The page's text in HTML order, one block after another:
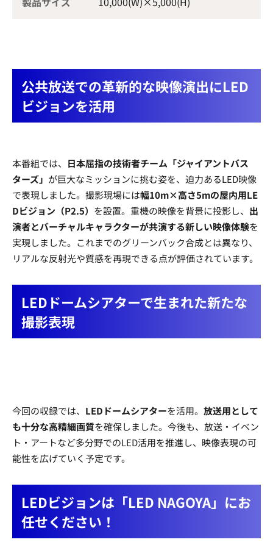
公共放送での革新的な映像演出にLED
ビジョンを活用
本番組では、 日本屈指の技術者チーム「ジャイアントバス
ターズ」 が巨大なミッションに挑む姿を、迫力あるLED映像
で表現しました。撮影現場には幅10m×高さ5mの屋内用LE
Dビジョン（P2.5） を設置。重機の映像を背景に投影し、 出
演者とバーチャルキャラクターが共演する新しい映像体験を
実現しました。これまでのグリーンバック合成とは異なり、
リアルな反射光や質感を再現できる点が評価されています。
LEDドームシアターで生まれた新たな
撮影表現
今回の収録では、 LEDドームシアターを活用。 放送用として
も十分な高精細画質を確保しました。今後も、放送・イベン
ト・アートなど多分野でのLED活用を推進し、映像表現の可
能性を広げていく予定です。
LEDビジョンは「LED NAGOYA」にお
任せください！